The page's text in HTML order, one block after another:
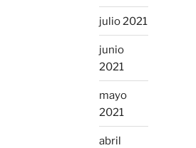
julio 2021
junio
2021
mayo
2021
abril